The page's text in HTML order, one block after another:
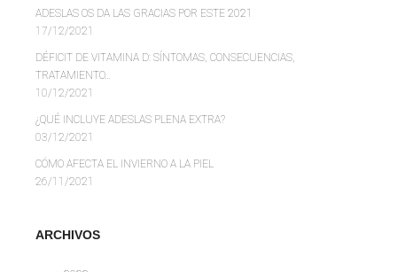
ADESLAS OS DA LAS GRACIAS POR ESTE 2021
17/12/2021
DÉFICIT DE VITAMINA D: SÍNTOMAS, CONSECUENCIAS,
TRATAMIENTO…
10/12/2021
¿QUÉ INCLUYE ADESLAS PLENA EXTRA?
03/12/2021
CÓMO AFECTA EL INVIERNO A LA PIEL
26/11/2021
ARCHIVOS